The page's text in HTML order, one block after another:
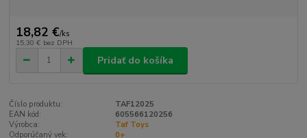
18,82 €/ks
15,30 € bez DPH
Pridať do košíka
Číslo produktu:
TAF12025
EAN kód:
605566120256
Výrobca:
Taf Toys
Odporúčaný vek:
0+